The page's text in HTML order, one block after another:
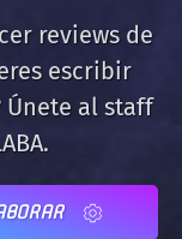
reviews de
escribir
Únete al staff